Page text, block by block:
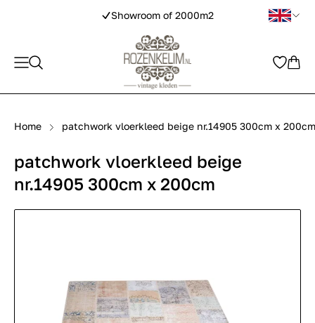
Showroom of 2000m2
Home patchwork vloerkleed beige nr.14905 300cm x 200cm
patchwork vloerkleed beige
nr.14905 300cm x 200cm